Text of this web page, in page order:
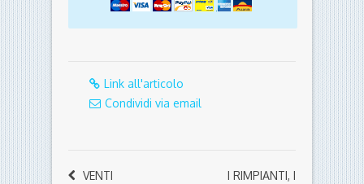
Link all'articolo
Condividi via email
VENTI
I RIMPIANTI, I